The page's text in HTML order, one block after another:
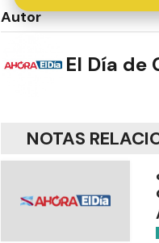
Autor
El Día de
NOTAS